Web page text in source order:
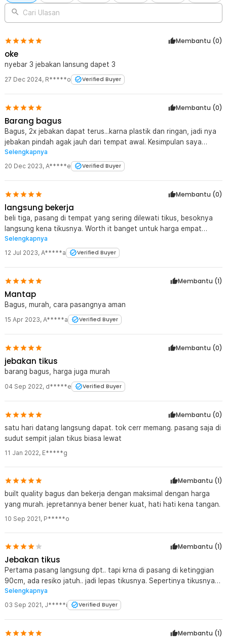
setelah digunakan.
Kelengkapan Produk
Rincian yang Anda dapatkan untuk pembelian produk ini:
ZL-2021
Cari Ulasan
Membantu (0)
oke
nyebar 3 jebakan lansung dapet 3
27 Dec 2024, R*****o Verified Buyer
Membantu (0)
Barang bagus
Bagus, 2x jebakan dapat terus...karna plastik dan ringan, jadi nya
jebakan pindah agak jauh dari tempat awal. Kesimpulan saya
bagus untuk harga dan kualiatas nya. Thanks jaknote
Selengkapnya
20 Dec 2023, A*****e Verified Buyer
Membantu (0)
langsung bekerja
beli tiga, pasang di tempat yang sering dilewati tikus, besoknya
langsung kena tikusnya. Worth it banget untuk harga empat
ribuan.
Selengkapnya
12 Jul 2023, A*****a Verified Buyer
Membantu (1)
Mantap
Bagus, murah, cara pasangnya aman
15 Apr 2023, A*****a Verified Buyer
Membantu (0)
jebakan tikus
barang bagus, harga juga murah
04 Sep 2022, d*****e Verified Buyer
Membantu (0)
satu hari datang langsung dapat. tok cerr memang. pasang saja di
sudut sempit jalan tikus biasa lewat
11 Jan 2022, E*****g
Membantu (1)
built quality bagus dan bekerja dengan maksimal dengan harga
yang murah. jepretannya bener bener kuat, hati hati kena tangan.
10 Sep 2021, P*****o
Membantu (1)
Jebakan tikus
Pertama pasang langsung dpt.. tapi krna di pasang di ketinggian
90cm, ada resiko jatuh.. jadi lepas tikusnya. Sepertinya tikusnya
juga besar. Lalu di pasang kembali di lantai.. langsung dpt lagi
tikusnya. Mantap..
Selengkapnya
03 Sep 2021, J*****i Verified Buyer
Membantu (1)